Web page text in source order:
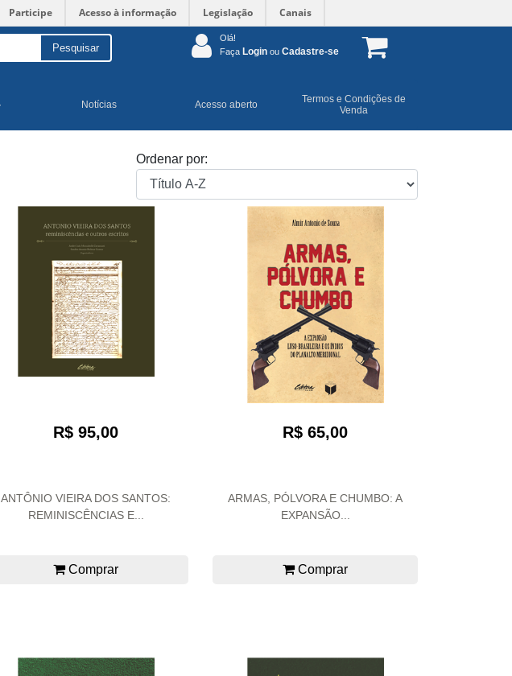
Participe Acesso à informação Legislação Canais
Pesquisar
Olá!
Faça Login ou Cadastre-se
Notícias Acesso aberto
Termos e Condições de
Venda
Ordenar por:
R$ 95,00
ANTÔNIO VIEIRA DOS SANTOS:
REMINISCÊNCIAS E...
Comprar
R$ 65,00
ARMAS, PÓLVORA E CHUMBO: A
EXPANSÃO...
Comprar